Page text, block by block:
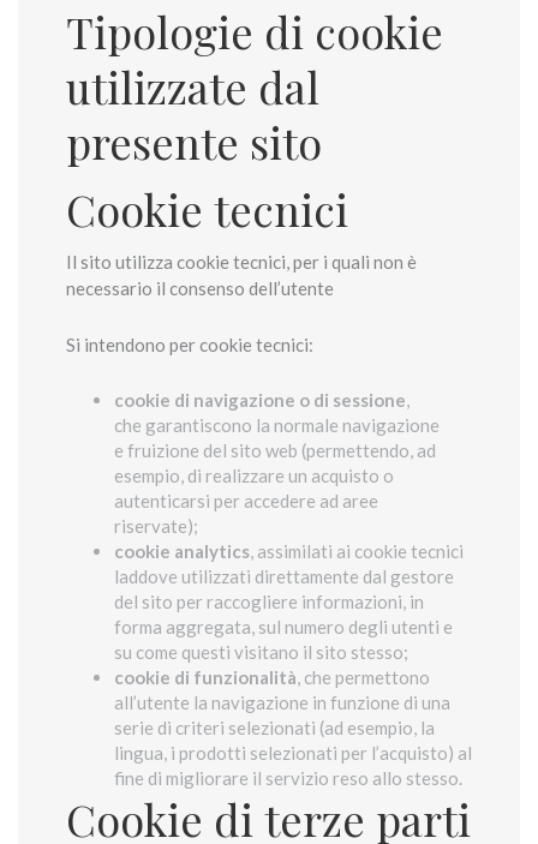
Tipologie di cookie
utilizzate dal
presente sito
Cookie tecnici
Il sito utilizza cookie tecnici, per i quali non è
necessario il consenso dell’utente
Si intendono per cookie tecnici:
cookie di navigazione o di sessione,
che garantiscono la normale navigazione
e fruizione del sito web (permettendo, ad
esempio, di realizzare un acquisto o
autenticarsi per accedere ad aree
riservate);
cookie analytics, assimilati ai cookie tecnici
laddove utilizzati direttamente dal gestore
del sito per raccogliere informazioni, in
forma aggregata, sul numero degli utenti e
su come questi visitano il sito stesso;
cookie di funzionalità, che permettono
all’utente la navigazione in funzione di una
serie di criteri selezionati (ad esempio, la
lingua, i prodotti selezionati per l’acquisto) al
fine di migliorare il servizio reso allo stesso.
Cookie di terze parti